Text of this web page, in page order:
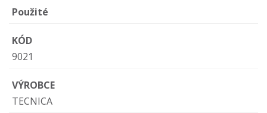
Použité
KÓD
9021
VÝROBCE
TECNICA